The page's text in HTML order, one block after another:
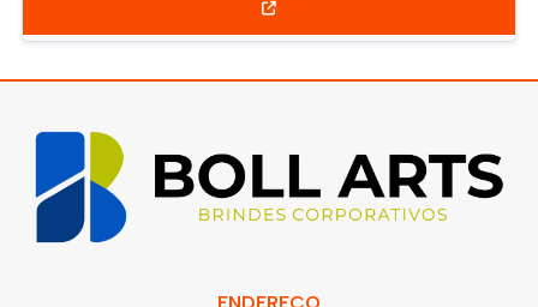
ENDEREÇO